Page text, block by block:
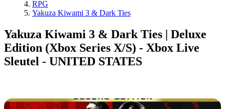
RPG
Yakuza Kiwami 3 & Dark Ties
Yakuza Kiwami 3 & Dark Ties | Deluxe
Edition (Xbox Series X/S) - Xbox Live
Sleutel - UNITED STATES